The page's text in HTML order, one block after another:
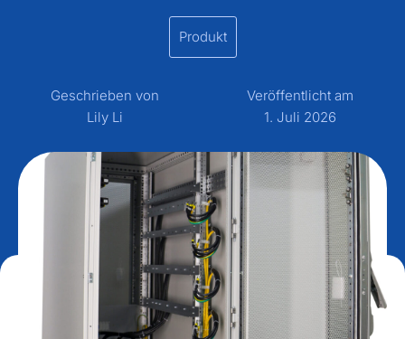
Produkt
Geschrieben von
Lily Li
Veröffentlicht am
1. Juli 2026